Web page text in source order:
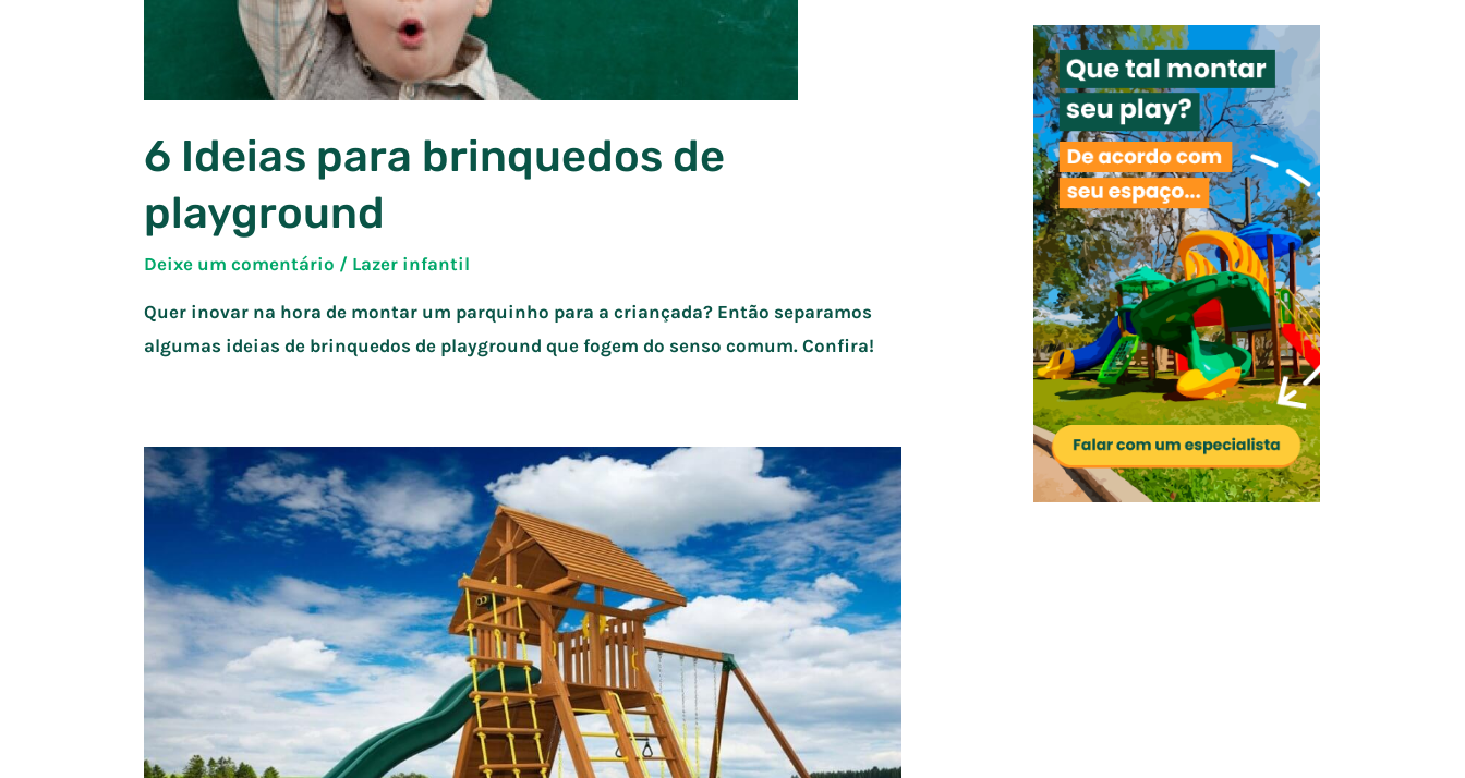
6 Ideias para brinquedos de
playground
Deixe um comentário / Lazer infantil
Quer inovar na hora de montar um parquinho para a criançada? Então separamos
algumas ideias de brinquedos de playground que fogem do senso comum. Confira!